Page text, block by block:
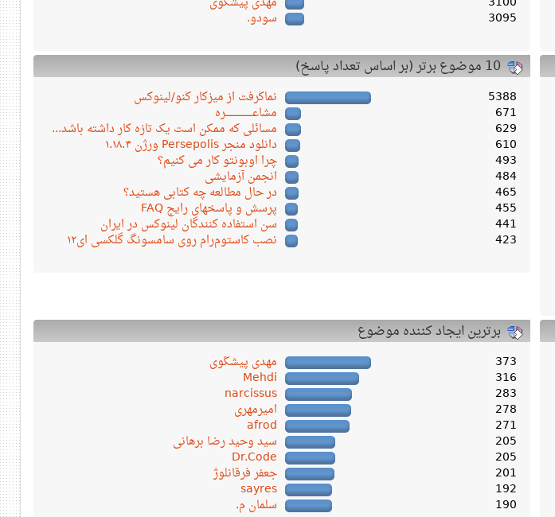
سودو. 3095
10 موضوع برتر (بر اساس تعداد پاسخ)
نماگرفت از میزکار گنو/لینوکس 5388
مشاعـــــــــــــــــره 671
مسائلی که ممکن است یک تازه کار داشته باشد... 629
دانلود منجر Persepolis ورژن ۱.۱۸.۴ 610
چرا اوبونتو کار می کنیم؟ 493
انجمن آزمایشی 484
در حال مطالعه چه کتابی هستید؟ 465
پرسش و پاسخهای رایج FAQ 455
سن استفاده کنندگان لینوکس در ایران 441
نصب کاستوم‌رام روی سامسونگ گلکسی ای۱۲ 423
برترین ایجاد کننده موضوع
مهدی پیشگوی 373
Mehdi 316
narcissus 283
امیرمهری 278
afrod 271
سید وحید رضا برهانی 205
Dr.Code 205
جعفر فرقانلوژ 201
sayres 192
سلمان م. 190